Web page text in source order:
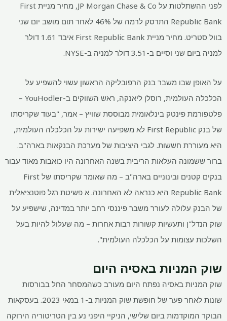
לפני ההשתלטות על JP Morgan Chase & Co, מחיר מניית First
Republic Bank התרסק לרמה של 46% לאחר תום מושב יום שני
בוול סטריט. מחיר מניית First Republic Bank איבד 1.61 דולר
למניה ביום שני וסיים ב-3.51 דולר למניה ב-NYSE.
על האופן שבו משבר בנק הרפובליקה הראשון עשוי להשפיע על
הכלכלה העולמית, רוסלן ליאנקה, ראש השווקים ב-YouHodler –
פלטפורמת פינטק בינלאומית מבוססת שוויץ – אמר, "בעוד שקריסתו
של בנק First Republic לא משפיעה ישירות על הכלכלה העולמית,
היא מעוררת חששות. לגבי היציבות של מערכת הבנקאות בארה"ב.
ברור ששמונה העלאות הריבית בשנה האחרונה היו כואבות מאוד עבור
בנקים קטנים ובינוניים בארה"ב – מה שאומר שקריסתו של First
Republic Bank היא כנראה לא האחרונה. א פשיטת רגל פוטנציאלית
של הבנק עלולה לעורר משבר פיננסי רחב יותר במדינה, שישפיע על
שוק הנדל"ן ותעשיות קשורות רבות אחרות – מה שעלול להיות בעל
השלכות עצומות על הכלכלה העולמית".
שוק המניות באסיה היום
שוק המניות באסיה נפתח היום מעורב כשהמסחר החל בבורסות
שונות לאחר פער של חופשת שוק המניות ב-1 במאי 2023. בעסקאות
הבוקר המוקדמות ביום שלישי, הניקיי היפני נע בין הטריטוריה הירוקה